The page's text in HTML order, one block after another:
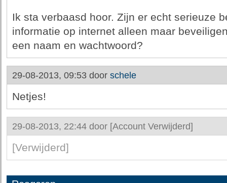
Ik sta verbaasd hoor. Zijn er echt serieuze
informatie op internet alleen maar
een naam en wachtwoord?
29-08-2013, 09:53 door schele
Netjes!
29-08-2013, 22:44 door [Account Verwijderd]
[Verwijderd]